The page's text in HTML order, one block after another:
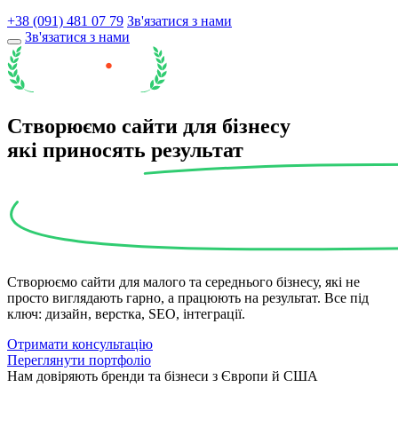
+38 (091) 481 07 79 Зв'язатися з нами
Зв'язатися з нами
Створюємо сайти для бізнесу
які приносять результат
Створюємо сайти для малого та середнього бізнесу, які не
просто виглядають гарно, а працюють на результат. Все під
ключ: дизайн, верстка, SEO, інтеграції.
Отримати консультацію
Переглянути портфоліо
Нам довіряють бренди та бізнеси з Європи й США